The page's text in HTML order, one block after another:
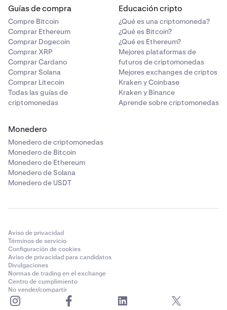
Guías de compra
Compre Bitcoin
Comprar Ethereum
Comprar Dogecoin
Comprar XRP
Comprar Cardano
Comprar Solana
Comprar Litecoin
Todas las guías de
criptomonedas
Educación cripto
¿Qué es una criptomoneda?
¿Qué es Bitcoin?
¿Qué es Ethereum?
Mejores plataformas de
futuros de criptomonedas
Mejores exchanges de criptos
Kraken y Coinbase
Kraken y Binance
Aprende sobre criptomonedas
Monedero
Monedero de criptomonedas
Monedero de Bitcoin
Monedero de Ethereum
Monedero de Solana
Monedero de USDT
Aviso de privacidad
Términos de servicio
Configuración de cookies
Aviso de privacidad para candidatos
Divulgaciones
Normas de trading en el exchange
Centro de cumplimiento
No vender/compartir